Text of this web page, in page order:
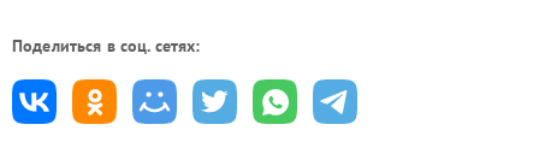
Поделиться в соц. сетях: